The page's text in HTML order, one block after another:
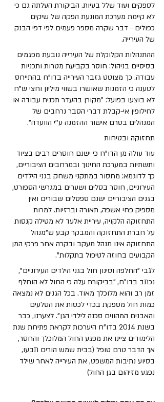
לספקים ועוד שלל בעיות. הביקורת העלתה גם כי
לא קיימת מערכת המונעת הפקה של שיקים
כפולים - דבר שקרה מספר פעמים לפי דפי הבנק
של העירייה.
ההתנהלות הקלוקלת של העירייה נובעת מפגמים
בסיסיים בניהול: חוסר בקביעת מטרות ותכניות
עבודה. כך מצוטט גזבר העירייה בדו"ח בהתייחס
לטענה כי הזמנות שאושרו בשווי מיליון וחצי ש"ח
לא בוצעו בפועל: "מקורן בהעדר תכנית עבודה או
לחילופין אי-קבלת דברי הסבר נרחבים של
המנהלים בטרם אישור ההזמנה ע''י הוועדה".
תחזוקה ובטיחות
עוד עולה מן הדו"ח כי ישנם חוסרים רבים בציוד
ותשתיות במערכת החינוך ובמרחבים הציבוריים,
כך לדוגמא: מחסור במתקני משחק בגני הילדים
העירוניים, חוסר בסלים ושערים במגרשי הספורט,
בגנים הציבוריים ישנם ספסלים שבורים ואין
מספיק פחי אשפה, תאורה וברזיות. למרות
התחזוקה הלקויה, עיריית אלעד לא מטילה קנסות
על חברת התחזוקה והמבקר קבע ש"מנהל
התחזוקה אינו מנהל מעקב ובקרה אחר פרקי המן
הקבועים בחוזה לטיפול בתקלות".
לגבי "החלפה וסינון חול בגני הילדים העירוניים",
נכתב בדו"ח, "בביקורת עלה כי החול לא הוחלף
זמן רב והוא מלוכלך מאוד. בכל הגנים לא נמצאה
כמות חול מספקת בכדי לכסות את הסלעים
והאבנים המהווים סכנה לילדי הגן". לצערנו, כבר
בשנת 2014 בדו"ח היערכות לקראת פתיחת שנת
הלימודים ציינו את מפגע החול המלוכלך והחסר,
אך הדבר טרם טופל (בבית שמש הורים תבעו,
בסיוע נתיבות המשפט, את העירייה לאחר שילד
נפגע מזיהום בגן החול)